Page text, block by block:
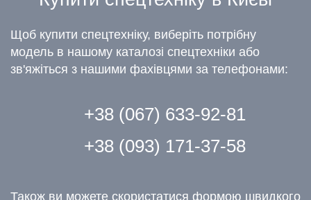
Щоб купити спецтехніку, виберіть потрібну
модель в нашому каталозі спецтехніки або
зв'яжіться з нашими фахівцями за телефонами:
+38 (067) 633-92-81
+38 (093) 171-37-58
Також ви можете скористатися формою швидкого